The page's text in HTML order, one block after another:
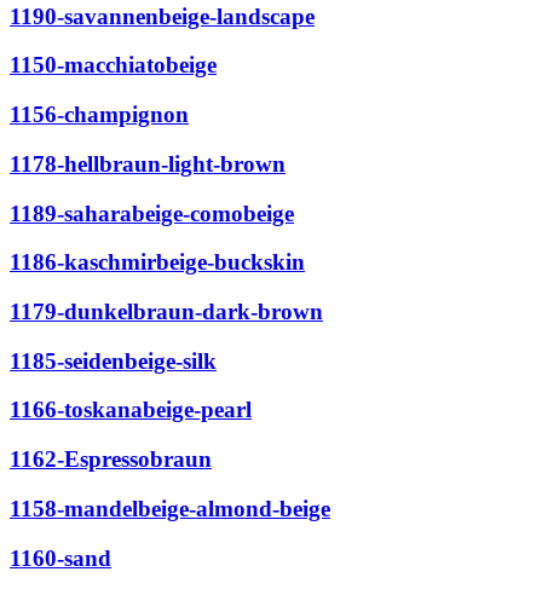
1190-savannenbeige-landscape
1150-macchiatobeige
1156-champignon
1178-hellbraun-light-brown
1189-saharabeige-comobeige
1186-kaschmirbeige-buckskin
1179-dunkelbraun-dark-brown
1185-seidenbeige-silk
1166-toskanabeige-pearl
1162-Espressobraun
1158-mandelbeige-almond-beige
1160-sand